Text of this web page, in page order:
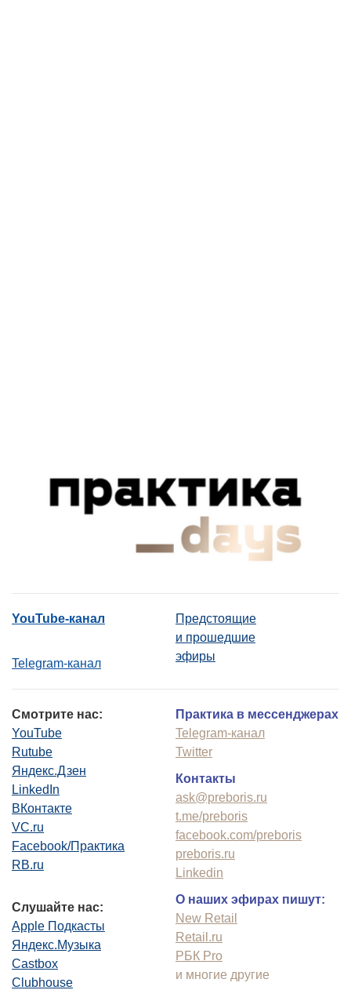
YouTube-канал
Telegram-канал
Предстоящие
и прошедшие
эфиры
Смотрите нас:
YouTube
Rutube
Яндекс.Дзен
LinkedIn
ВКонтакте
VC.ru
Facebook/Практика
RB.ru
Слушайте нас:
Apple Подкасты
Яндекс.Музыка
Castbox
Clubhouse
Практика в мессенджерах
Telegram-канал
Twitter
Контакты
ask@preboris.ru
t.me/preboris
facebook.com/preboris
preboris.ru
Linkedin
О наших эфирах пишут:
New Retail
Retail.ru
РБК Pro
и многие другие